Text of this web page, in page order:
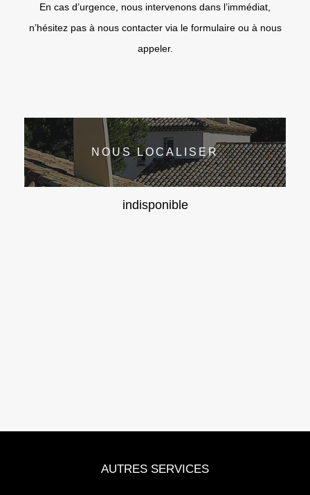
En cas d’urgence, nous intervenons dans l’immédiat,
n’hésitez pas à nous contacter via le formulaire ou à nous
appeler.
NOUS LOCALISER
indisponible
AUTRES SERVICES